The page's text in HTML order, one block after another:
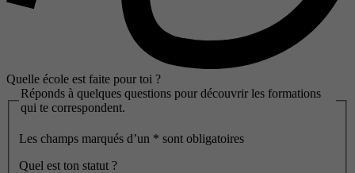
Quelle école est faite pour toi ?
Réponds à quelques questions pour découvrir les formations
qui te correspondent.
Les champs marqués d’un * sont obligatoires
Quel est ton statut ?